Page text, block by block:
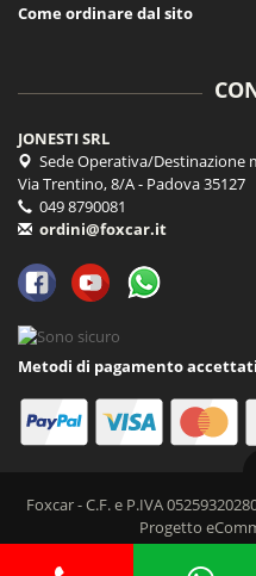
Come ordinare dal sito
JONESTI SRL
Sede Operativa/Destinazione
Via Trentino, 8/A - Padova 35127
049 8790081
ordini@foxcar.it
Metodi di pagamento accettati
Foxcar - C.F. e P.IVA
Progetto